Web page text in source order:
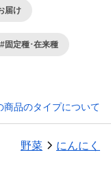
届け
#固定種･在来種
商品のタイプについて
野菜 にんにく